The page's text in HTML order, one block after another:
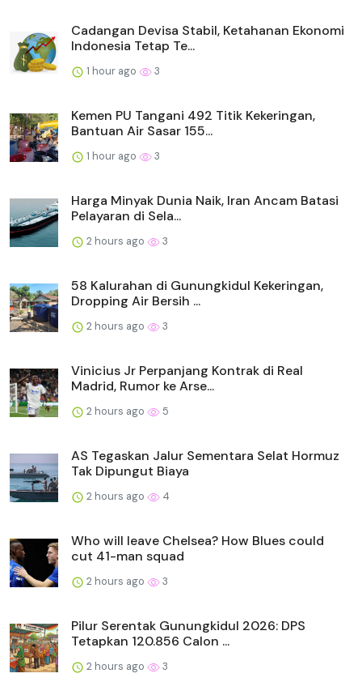
Cadangan Devisa Stabil, Ketahanan Ekonomi
Indonesia Tetap Te...
1 hour ago 3
Kemen PU Tangani 492 Titik Kekeringan,
Bantuan Air Sasar 155...
1 hour ago 3
Harga Minyak Dunia Naik, Iran Ancam Batasi
Pelayaran di Sela...
2 hours ago 3
58 Kalurahan di Gunungkidul Kekeringan,
Dropping Air Bersih ...
2 hours ago 3
Vinicius Jr Perpanjang Kontrak di Real
Madrid, Rumor ke Arse...
2 hours ago 5
AS Tegaskan Jalur Sementara Selat Hormuz
Tak Dipungut Biaya
2 hours ago 4
Who will leave Chelsea? How Blues could
cut 41-man squad
2 hours ago 3
Pilur Serentak Gunungkidul 2026: DPS
Tetapkan 120.856 Calon ...
2 hours ago 3